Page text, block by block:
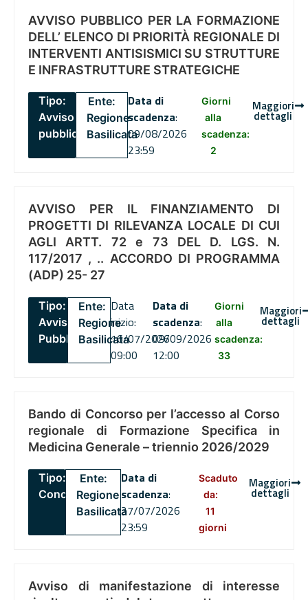
AVVISO PUBBLICO PER LA FORMAZIONE
DELL’ ELENCO DI PRIORITÀ REGIONALE DI
INTERVENTI ANTISISMICI SU STRUTTURE
E INFRASTRUTTURE STRATEGICHE
Tipo:
Avviso
pubblico
Ente:
Regione
Basilicata
Data di
scadenza:
09/08/2026
23:59
Giorni
alla
scadenza:
2
Maggiori
dettagli
AVVISO PER IL FINANZIAMENTO DI
PROGETTI DI RILEVANZA LOCALE DI CUI
AGLI ARTT. 72 e 73 DEL D. LGS. N.
117/2017 , .. ACCORDO DI PROGRAMMA
(ADP) 25- 27
Tipo:
Avviso
Pubblico
Ente:
Regione
Basilicata
Data
inizio:
16/07/2026
09:00
Data di
scadenza:
09/09/2026
12:00
Giorni
alla
scadenza:
33
Maggiori
dettagli
Bando di Concorso per l’accesso al Corso
regionale di Formazione Specifica in
Medicina Generale – triennio 2026/2029
Tipo:
Concorsi
Ente:
Regione
Basilicata
Data di
scadenza:
27/07/2026
23:59
Scaduto
da:
11
giorni
Maggiori
dettagli
Avviso di manifestazione di interesse